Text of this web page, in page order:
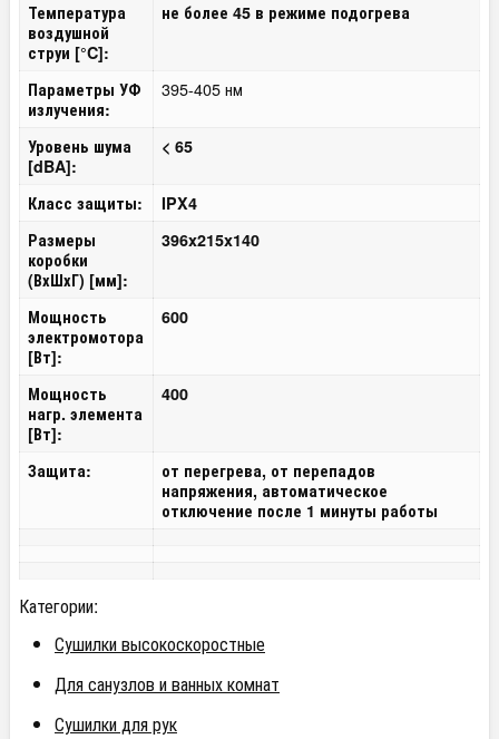
Температура
воздушной
струи [°C]:
не более 45 в режиме подогрева
Параметры УФ
излучения:
395-405 нм
Уровень шума
[dBA]:
< 65
Класс защиты:
IPX4
Размеры
коробки
(ВхШхГ) [мм]:
396x215x140
Мощность
электромотора
[Вт]:
600
Мощность
нагр. элемента
[Вт]:
400
Защита: от перегрева, от перепадов
напряжения, автоматическое
отключение после 1 минуты работы
Категории:
Сушилки высокоскоростные
Для санузлов и ванных комнат
Сушилки для рук